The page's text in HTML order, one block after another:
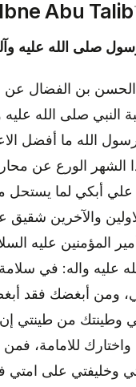
Ibne Abu Talib
صلى الله عليه
بن الفضال عن
النبي صلى الله
الله ما أفضل
الورع عن
علي أبكي لما
والآخرين
المؤمنين عليه
عليه واله: في
ومن أبغضك فقد
من طينتي إن
للامامة،
وخليفتي على